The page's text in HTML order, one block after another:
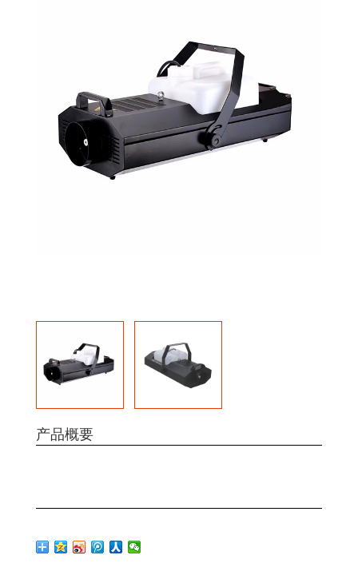
产品概要